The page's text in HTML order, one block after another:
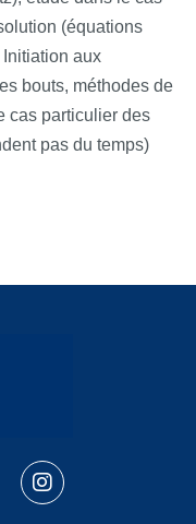
(équations
aux
bouts, méthodes de
cas particulier des
pas du temps)